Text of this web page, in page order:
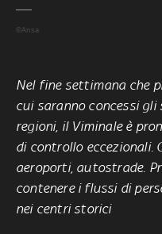
©Ansa
Nel fine settimana che
cui saranno concessi
regioni, il Viminale è
di controllo eccezionali.
aeroporti, autostrade.
contenere i flussi di
nei centri storici